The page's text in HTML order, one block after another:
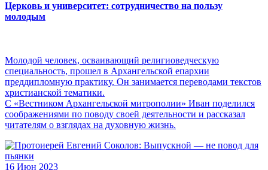
Церковь и университет: сотрудничество на пользу
молодым
Молодой человек, осваивающий религиоведческую
специальность, прошел в Архангельской епархии
преддипломную практику. Он занимается переводами текстов
христианской тематики.
С «Вестником Архангельской митрополии» Иван поделился
соображениями по поводу своей деятельности и рассказал
читателям о взглядах на духовную жизнь.
16 Июн 2023